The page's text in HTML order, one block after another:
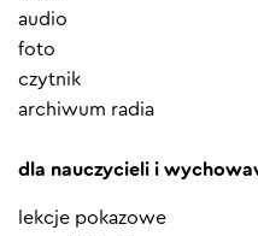
audio
foto
czytnik
archiwum radia
dla nauczycieli i
lekcje pokazowe